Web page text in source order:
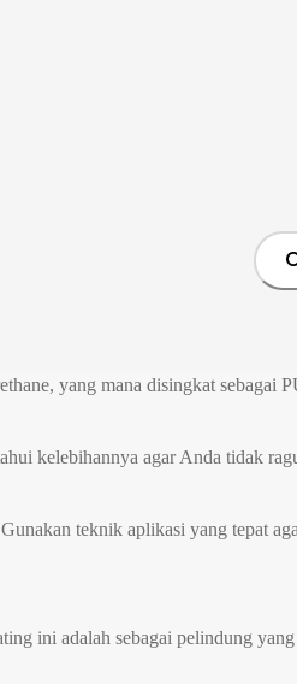
yang mana disingkat sebagai
kelebihannya agar Anda tidak
teknik aplikasi yang tepat
ini adalah sebagai pelindung